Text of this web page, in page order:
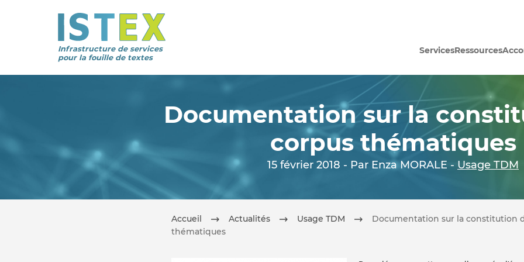
Infrastructure de services
pour la fouille de textes
ServicesRessources
Documentation sur la
corpus thématiques
15 février 2018 - Par Enza MORALE - Usage TDM
Accueil Actualités Usage TDM
Documentation sur la constitution
thématiques